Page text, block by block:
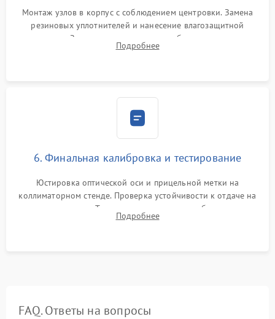
Монтаж узлов в корпус с соблюдением центровки. Замена
резиновых уплотнителей и нанесение влагозащитной
смазки. Заполнение внутреннего объема прицела
осушенным азотом для предотвращения запотевания оптики
Подробнее
6. Финальная калибровка и тестирование
Юстировка оптической оси и прицельной метки на
коллиматорном стенде. Проверка устойчивости к отдаче на
ударном стенде. Тестирование качества изображения в
темноте, дальности обнаружения и корректной работы всех
Подробнее
FAQ. Ответы на вопросы